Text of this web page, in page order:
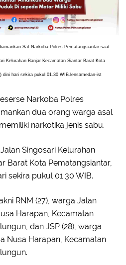
Sat Narkoba Polres Pematangsiantar saat
Kelurahan Banjar Kecamatan Siantar Barat Kota
dini hari sekira pukul 01.30 WIB.lensamedan-ist
Narkoba Polres
dua orang warga asal
narkotika jenis sabu.
Singosari Kelurahan
Barat Kota Pematangsiantar,
sekira pukul 01.30 WIB.
RNM (27), warga Jalan
Harapan, Kecamatan
dan JSP (28), warga
Nusa Harapan, Kecamatan